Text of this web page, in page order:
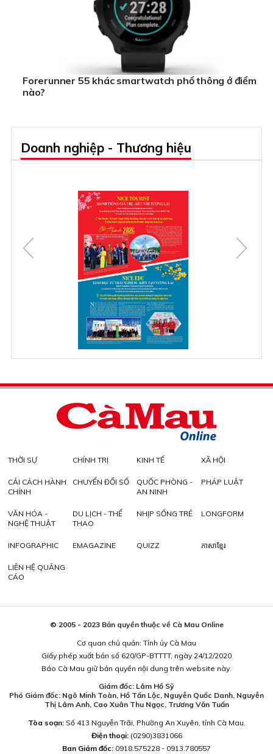
Forerunner 55 khác smartwatch phổ thông ở điểm
nào?
Doanh nghiệp - Thương hiệu
THỜI SỰ CHÍNH TRỊ KINH TẾ XÃ HỘI
CẢI CÁCH HÀNH
CHÍNH
CHUYỂN ĐỔI SỐ
QUỐC PHÒNG -
AN NINH
PHÁP LUẬT
VĂN HÓA -
NGHỆ THUẬT
DU LỊCH - THỂ
THAO
NHỊP SỐNG TRẺ LONGFORM
INFOGRAPHIC EMAGAZINE QUIZZ ភាសាខ្មែរ
LIÊN HỆ QUẢNG
CÁO
© 2005 - 2023 Bản quyền thuộc về Cà Mau Online
Cơ quan chủ quản: Tỉnh ủy Cà Mau
Giấy phép xuất bản số 620/GP-BTTTT, ngày 24/12/2020
Báo Cà Mau giữ bản quyền nội dung trên website này.
Giám đốc: Lâm Hồ Sỹ
Phó Giám đốc: Ngô Minh Toàn, Hồ Tấn Lộc, Nguyễn Quốc Danh, Nguyễn
Thị Lâm Anh, Cao Xuân Thu Ngọc, Trương Văn Tuấn
Tòa soạn:Số 413 Nguyễn Trãi, Phường An Xuyên, tỉnh Cà Mau.
Điện thoại: (0290)3831066
Ban Giám đốc: 0918.575228 - 0913.780557